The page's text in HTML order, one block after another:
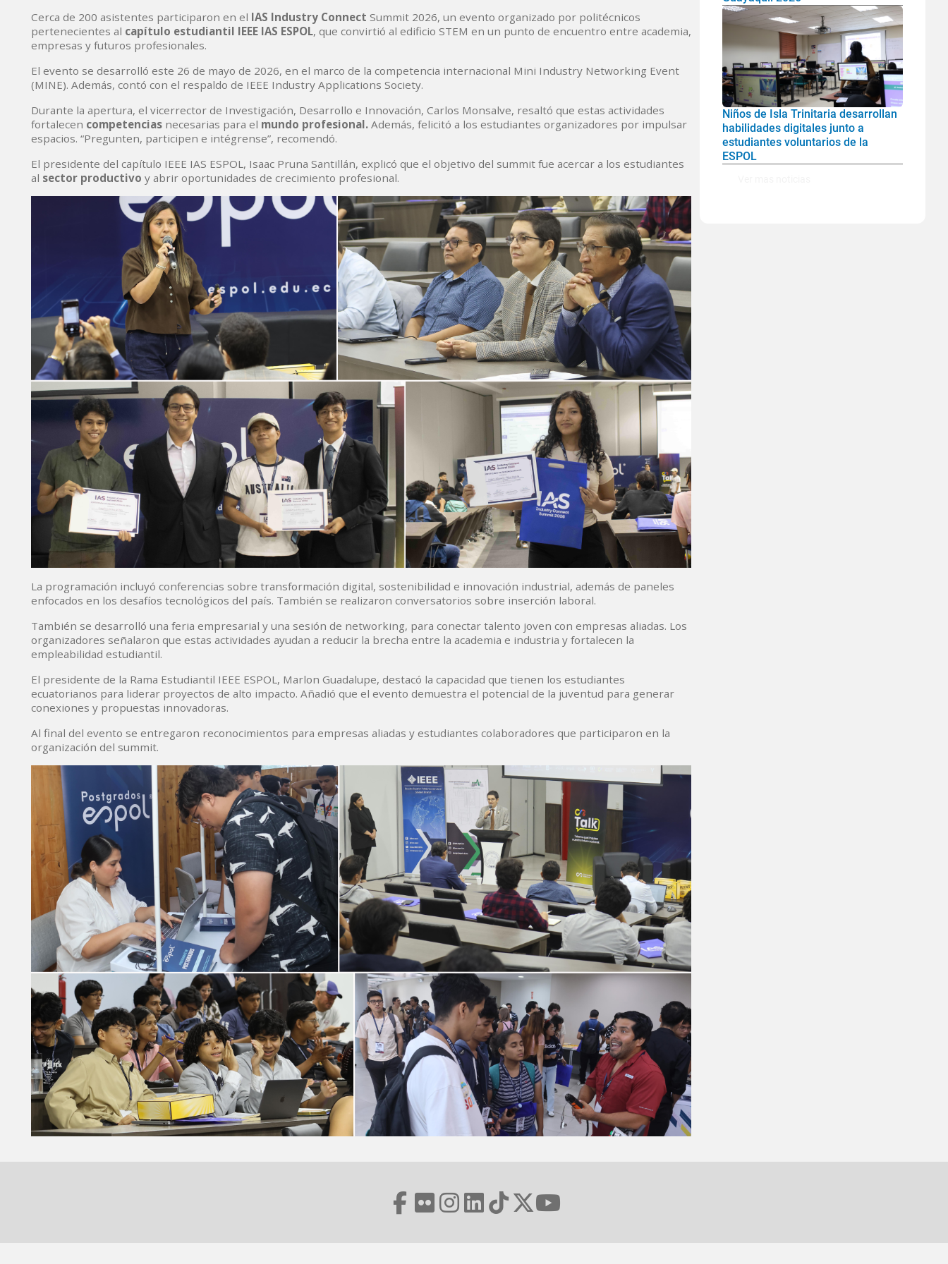
Cerca de 200 asistentes participaron en el IAS Industry Connect Summit 2026, un evento organizado por politécnicos
pertenecientes al capítulo estudiantil IEEE IAS ESPOL, que convirtió al edificio STEM en un punto de encuentro entre academia,
empresas y futuros profesionales.
El evento se desarrolló este 26 de mayo de 2026, en el marco de la competencia internacional Mini Industry Networking Event
(MINE). Además, contó con el respaldo de IEEE Industry Applications Society.
Durante la apertura, el vicerrector de Investigación, Desarrollo e Innovación, Carlos Monsalve, resaltó que estas actividades
fortalecen competencias necesarias para el mundo profesional. Además, felicitó a los estudiantes organizadores por impulsar
espacios. “Pregunten, participen e intégrense”, recomendó.
El presidente del capítulo IEEE IAS ESPOL, Isaac Pruna Santillán, explicó que el objetivo del summit fue acercar a los estudiantes
al sector productivo y abrir oportunidades de crecimiento profesional.
La programación incluyó conferencias sobre transformación digital, sostenibilidad e innovación industrial, además de paneles
enfocados en los desafíos tecnológicos del país. También se realizaron conversatorios sobre inserción laboral.
También se desarrolló una feria empresarial y una sesión de networking, para conectar talento joven con empresas aliadas. Los
organizadores señalaron que estas actividades ayudan a reducir la brecha entre la academia e industria y fortalecen la
empleabilidad estudiantil.
El presidente de la Rama Estudiantil IEEE ESPOL, Marlon Guadalupe, destacó la capacidad que tienen los estudiantes
ecuatorianos para liderar proyectos de alto impacto. Añadió que el evento demuestra el potencial de la juventud para generar
conexiones y propuestas innovadoras.
Al final del evento se entregaron reconocimientos para empresas aliadas y estudiantes colaboradores que participaron en la
organización del summit.
Niños de Isla Trinitaria desarrollan
habilidades digitales junto a
estudiantes voluntarios de la
ESPOL